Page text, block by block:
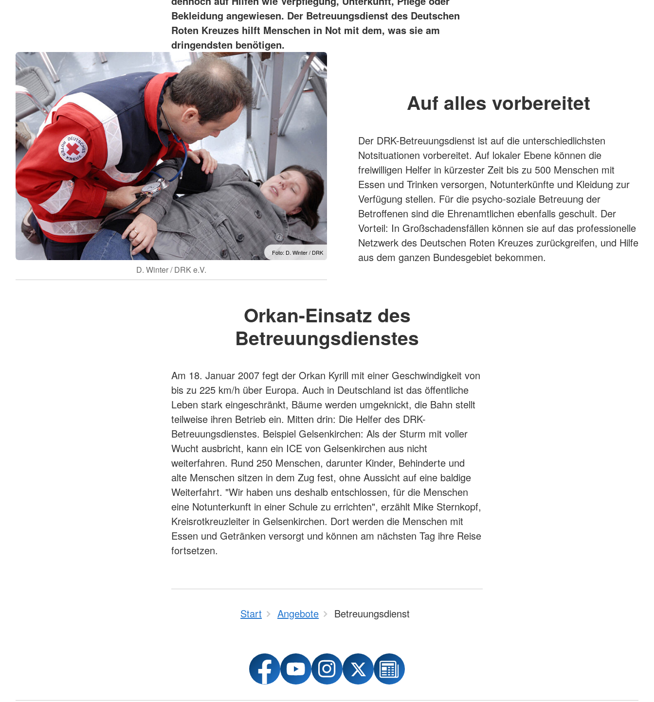
Bekleidung angewiesen. Der Betreuungsdienst des Deutschen
Roten Kreuzes hilft Menschen in Not mit dem, was sie am
dringendsten benötigen.
Foto: D. Winter / DRK
D. Winter / DRK e.V.
Auf alles vorbereitet
Der DRK-Betreuungsdienst ist auf die unterschiedlichsten
Notsituationen vorbereitet. Auf lokaler Ebene können die
freiwilligen Helfer in kürzester Zeit bis zu 500 Menschen mit
Essen und Trinken versorgen, Notunterkünfte und Kleidung zur
Verfügung stellen. Für die psycho-soziale Betreuung der
Betroffenen sind die Ehrenamtlichen ebenfalls geschult. Der
Vorteil: In Großschadensfällen können sie auf das professionelle
Netzwerk des Deutschen Roten Kreuzes zurückgreifen, und Hilfe
aus dem ganzen Bundesgebiet bekommen.
Orkan-Einsatz des
Betreuungsdienstes
Am 18. Januar 2007 fegt der Orkan Kyrill mit einer Geschwindigkeit von
bis zu 225 km/h über Europa. Auch in Deutschland ist das öffentliche
Leben stark eingeschränkt, Bäume werden umgeknickt, die Bahn stellt
teilweise ihren Betrieb ein. Mitten drin: Die Helfer des DRK-
Betreuungsdienstes. Beispiel Gelsenkirchen: Als der Sturm mit voller
Wucht ausbricht, kann ein ICE von Gelsenkirchen aus nicht
weiterfahren. Rund 250 Menschen, darunter Kinder, Behinderte und
alte Menschen sitzen in dem Zug fest, ohne Aussicht auf eine baldige
Weiterfahrt. "Wir haben uns deshalb entschlossen, für die Menschen
eine Notunterkunft in einer Schule zu errichten", erzählt Mike Sternkopf,
Kreisrotkreuzleiter in Gelsenkirchen. Dort werden die Menschen mit
Essen und Getränken versorgt und können am nächsten Tag ihre Reise
fortsetzen.
Start Angebote Betreuungsdienst